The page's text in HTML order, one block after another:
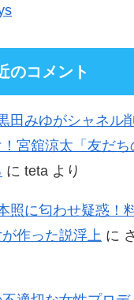
のコメント
田みゆがシャネル
！宮舘涼太「友だ
に teta より
照に匂わせ疑惑！
作った説浮上 に